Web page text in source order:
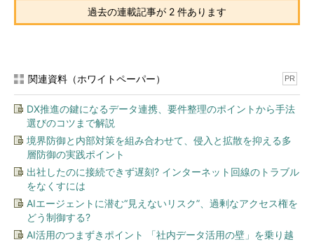
過去の連載記事が 2 件あります
関連資料（ホワイトペーパー） PR
DX推進の鍵になるデータ連携、要件整理のポイントから手法
選びのコツまで解説
境界防御と内部対策を組み合わせて、侵入と拡散を抑える多
層防御の実践ポイント
出社したのに接続できず遅刻? インターネット回線のトラブル
をなくすには
AIエージェントに潜む“見えないリスク”、過剰なアクセス権を
どう制御する?
AI活用のつまずきポイント 「社内データ活用の壁」を乗り越